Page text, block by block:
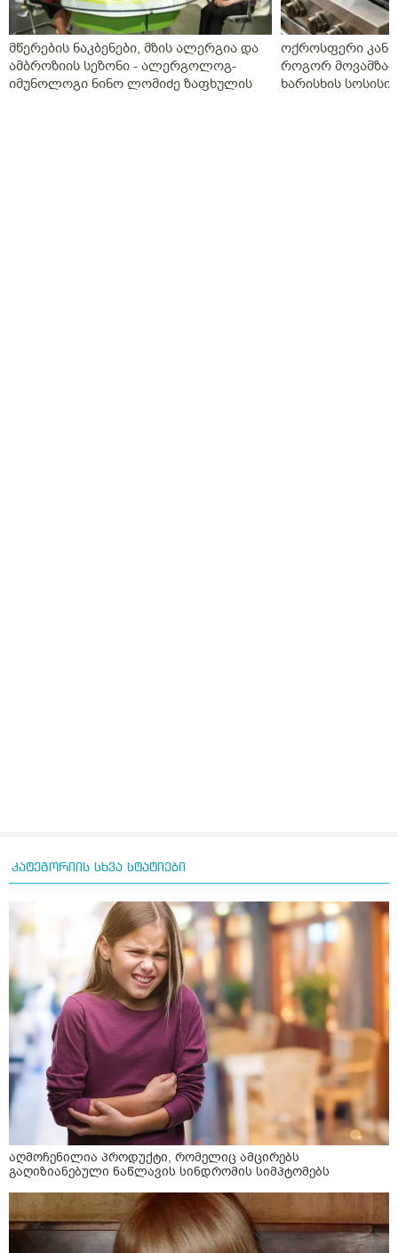
მწერების ნაკბენები, მზის ალერგია და
ამბროზიის სეზონი - ალერგოლოგ-
იმუნოლოგი ნინო ლომიძე ზაფხულის
ოქროსფერი კანი
როგორ
ხარისხის სოსისი
კატეგორიის სხვა სტატიები
აღმოჩენილია პროდუქტი, რომელიც ამცირებს
გაღიზიანებული ნაწლავის სინდრომის სიმპტომებს